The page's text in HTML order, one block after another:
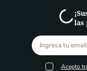
las
Acepto